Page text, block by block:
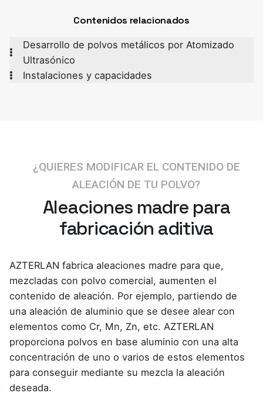
Contenidos relacionados
Desarrollo de polvos metálicos por Atomizado
Ultrasónico
Instalaciones y capacidades
¿QUIERES MODIFICAR EL CONTENIDO DE
ALEACIÓN DE TU POLVO?
Aleaciones madre para
fabricación aditiva
AZTERLAN fabrica aleaciones madre para que,
mezcladas con polvo comercial, aumenten el
contenido de aleación. Por ejemplo, partiendo de
una aleación de aluminio que se desee alear con
elementos como Cr, Mn, Zn, etc. AZTERLAN
proporciona polvos en base aluminio con una alta
concentración de uno o varios de estos elementos
para conseguir mediante su mezcla la aleación
deseada.